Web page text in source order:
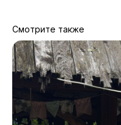
Смотрите также
Потрогать,